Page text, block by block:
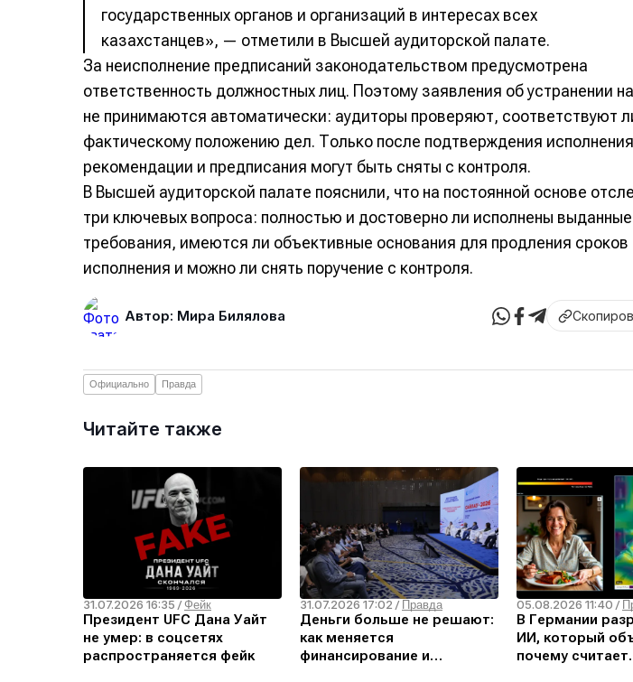
государственных органов и организаций в интересах всех
казахстанцев», — отметили в Высшей аудиторской палате.
За неисполнение предписаний законодательством предусмотрена
ответственность должностных лиц. Поэтому заявления об устранении
не принимаются автоматически: аудиторы проверяют, соответствуют
фактическому положению дел. Только после подтверждения исполнения
рекомендации и предписания могут быть сняты с контроля.
В Высшей аудиторской палате пояснили, что на постоянной основе
три ключевых вопроса: полностью и достоверно ли исполнены выданные
требования, имеются ли объективные основания для продления сроков
исполнения и можно ли снять поручение с контроля.
Автор: Мира Билялова
Официально Правда
Читайте также
31.07.2026 16:35 /Фейк
Президент UFC Дана Уайт
не умер: в соцсетях
распространяется фейк
31.07.2026 17:02 / Правда
Деньги больше не решают:
как меняется
финансирование и
05.08.2026 11:40 /
В Германии
ИИ, который
почему считает